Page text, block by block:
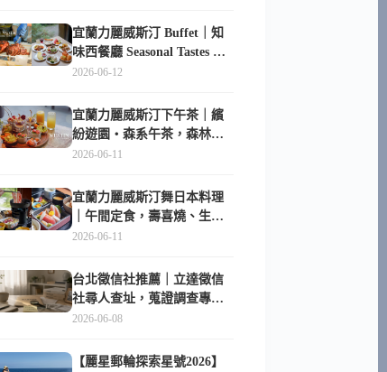
宜蘭力麗威斯汀 Buffet｜知
味西餐廳 Seasonal Tastes 晚
餐早餐吃什麼？
2026-06-12
宜蘭力麗威斯汀下午茶｜繽
紛遊園・森系午茶，森林系
甜點超好拍
2026-06-11
宜蘭力麗威斯汀舞日本料理
｜午間定食，壽喜燒、生魚
片與日式包廂空間
2026-06-11
台北徵信社推薦｜立達徵信
社尋人查址，蒐證調查專家
陪你找回失聯的家人
2026-06-08
【麗星郵輪探索星號2026】